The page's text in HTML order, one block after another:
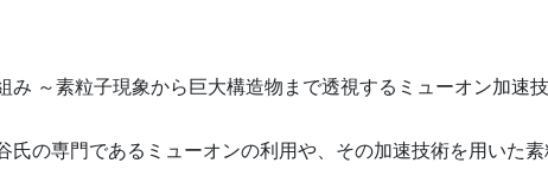
～素粒子現象から巨大構造物まで透視するミューオン加速
の専門であるミューオンの利用や、その加速技術を用いた